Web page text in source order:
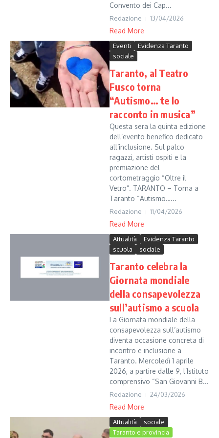
Convento dei Cap...
Redazione 13/04/2026
Read More
Eventi
Evidenza Taranto
sociale
Taranto, al Teatro
Fusco torna
“Autismo… te lo
racconto in musica”
Questa sera la quinta edizione
dell’evento benefico dedicato
all’inclusione. Sul palco
ragazzi, artisti ospiti e la
premiazione del
cortometraggio “Oltre il
Vetro”. TARANTO – Torna a
Taranto “Autismo…...
Redazione 11/04/2026
Read More
Attualità
Evidenza Taranto
scuola
sociale
Taranto celebra la
Giornata mondiale
della consapevolezza
sull’autismo a scuola
La Giornata mondiale della
consapevolezza sull’autismo
diventa occasione concreta di
incontro e inclusione a
Taranto. Mercoledì 1 aprile
2026, a partire dalle 9, l’Istituto
comprensivo “San Giovanni B...
Redazione 24/03/2026
Read More
Attualità
sociale
Taranto e provincia